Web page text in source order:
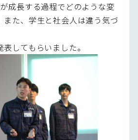
成長する過程でどのような変
また、学生と社会人は違う気づ
してもらいました。